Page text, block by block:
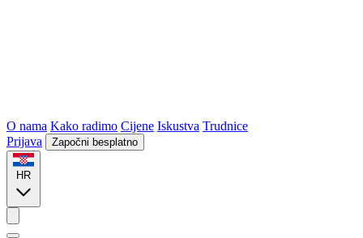
O nama Kako radimo Cijene Iskustva Trudnice
Prijava
Započni besplatno
HR